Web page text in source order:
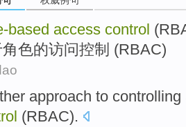
based access control (
色的访问控制 (RBAC)
approach to controlling
(RBAC).